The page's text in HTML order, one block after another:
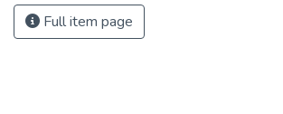
Full item page